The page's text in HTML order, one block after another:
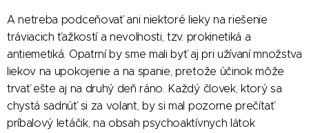
A netreba podceňovať ani niektoré lieky na riešenie
tráviacich ťažkostí a nevoľnosti, tzv. prokinetiká a
antiemetiká. Opatrní by sme mali byť aj pri užívaní množstva
liekov na upokojenie a na spanie, pretože účinok môže
trvať ešte aj na druhý deň ráno. Každý človek, ktorý sa
chystá sadnúť si za volant, by si mal pozorne prečítať
príbalový letáčik, na obsah psychoaktívnych látok